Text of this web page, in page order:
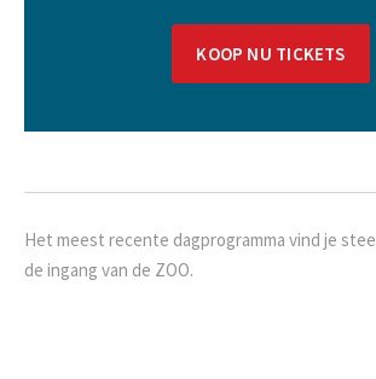
KOOP NU TICKETS
Het meest recente dagprogramma vind je
de ingang van de ZOO.